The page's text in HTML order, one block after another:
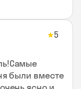
★5
были вместе